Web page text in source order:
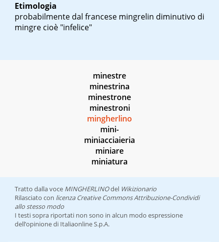
Etimologia
probabilmente dal francese mingrelin diminutivo di
mingre cioè "infelice"
minestre
minestrina
minestrone
minestroni
mingherlino
mini-
miniacciaieria
miniare
miniatura
Tratto dalla voce MINGHERLINOdel Wikizionario
Rilasciato con licenza Creative Commons Attribuzione-Condividi
allo stesso modo
I testi sopra riportati non sono in alcun modo espressione
dell’opinione di Italiaonline S.p.A.